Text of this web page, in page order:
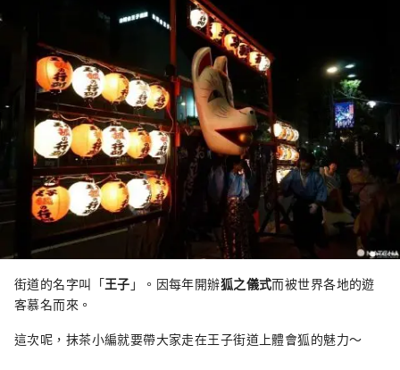
街道的名字叫「王子 」。因每年開辦狐之儀式而被世界各地的遊
客慕名而來。
這次呢，抹茶小編就要帶大家走在王子街道上體會狐的魅力～